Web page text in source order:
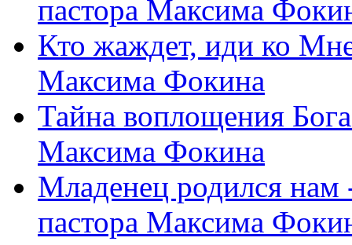
пастора Максима
Кто жаждет, иди ко
Максима Фокина
Тайна воплощения
Максима Фокина
Младенец родился
пастора Максима